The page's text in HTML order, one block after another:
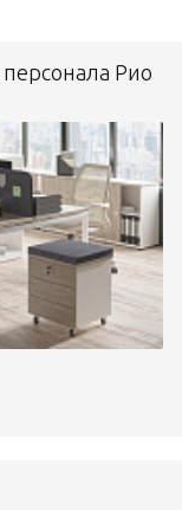
Рио